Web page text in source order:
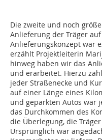
Die zweite und noch
Anlieferung der Träger
Anlieferungskonzept war
erzählt Projektleiterin
hinweg haben wir das
und erarbeitet. Hierzu
jeder Straßenecke und
auf einer Länge eines
und geparkten Autos war
das Durchkommen des
die Überlegung, die
Ursprünglich war